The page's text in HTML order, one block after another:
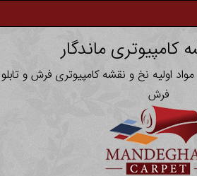
کامپیوتری ماندگار
اولیه نخ و نقشه کامپیوتری فرش و تابلو
فرش